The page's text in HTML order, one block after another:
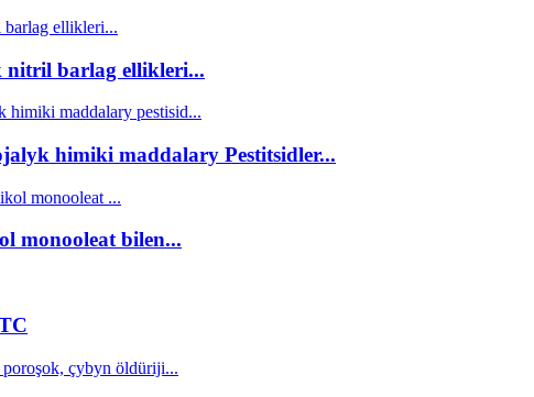
barlag ellikleri...
himiki maddalary Pestitsidler...
monooleat bilen...